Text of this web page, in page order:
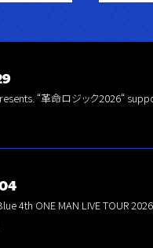
“革命ロジック2026“
4th ONE MAN LIVE TOUR 2026